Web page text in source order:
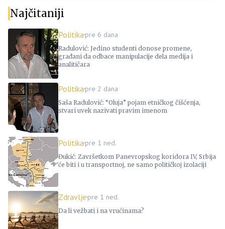
Najčitaniji
Politikapre 6 dana
Radulović: Jedino studenti donose promene,
građani da odbace manipulacije dela medija i
analitičara
Politikapre 2 dana
Saša Radulović: “Oluja” pojam etničkog čišćenja,
stvari uvek nazivati pravim imenom
Politikapre 1 ned.
Đukić: Završetkom Panevropskog koridora IV, Srbija
će biti i u transportnoj, ne samo političkoj izolaciji
Zdravlje pre 1 ned.
Da li vežbati i na vrućinama?